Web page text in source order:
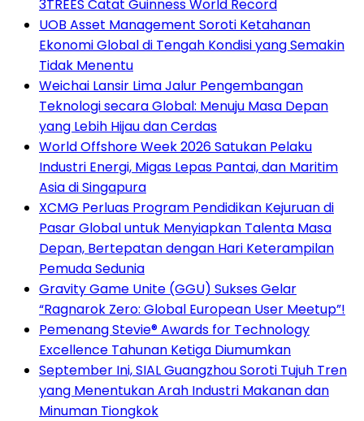
3TREES Catat Guinness World Record
UOB Asset Management Soroti Ketahanan
Ekonomi Global di Tengah Kondisi yang Semakin
Tidak Menentu
Weichai Lansir Lima Jalur Pengembangan
Teknologi secara Global: Menuju Masa Depan
yang Lebih Hijau dan Cerdas
World Offshore Week 2026 Satukan Pelaku
Industri Energi, Migas Lepas Pantai, dan Maritim
Asia di Singapura
XCMG Perluas Program Pendidikan Kejuruan di
Pasar Global untuk Menyiapkan Talenta Masa
Depan, Bertepatan dengan Hari Keterampilan
Pemuda Sedunia
Gravity Game Unite (GGU) Sukses Gelar
“Ragnarok Zero: Global European User Meetup”!
Pemenang Stevie® Awards for Technology
Excellence Tahunan Ketiga Diumumkan
September Ini, SIAL Guangzhou Soroti Tujuh Tren
yang Menentukan Arah Industri Makanan dan
Minuman Tiongkok